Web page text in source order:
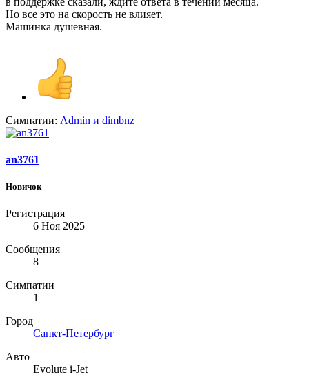
Но все это на скорость не влияет.
Машинка душевная.
Симпатии: Admin и dimbnz
an3761
Новичок
Регистрация
6 Ноя 2025
Сообщения
8
Симпатии
1
Город
Санкт-Петербург
Авто
Evolute i-Jet